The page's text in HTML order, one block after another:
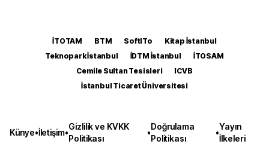
İTOTAM BTM SoftITo
Kitap İstanbul
Teknopark İstanbul
İDTM İstanbul
İTOSAM
Cemile Sultan Tesisleri
ICVB
İstanbul Ticaret Üniversitesi
Künye•İletişim•
Gizlilik ve KVKK
Politikası
•
Doğrulama
Politikası
•
Yayın
İlkeleri